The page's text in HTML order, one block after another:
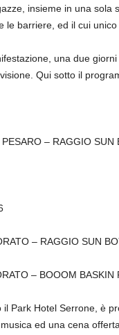
insieme in una sola
le barriere, ed il cui
una due
Qui sotto il
– RAGGIO SUN
– RAGGIO SUN
– BOOOM BASKIN
Park Hotel Serrone, è
ed una cena